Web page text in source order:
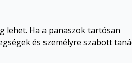
lehet. Ha a panaszok tartósan
és személyre szabott